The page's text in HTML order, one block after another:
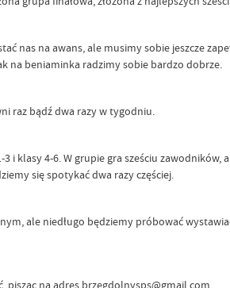
nas na awans, ale musimy sobie jeszcze
na beniaminka radzimy sobie bardzo dobrze.
raz bądź dwa razy w tygodniu.
4-6. W grupie gra sześciu zawodników,
się spotykać dwa razy częściej.
ale niedługo będziemy próbować
pisząc na adres brzegdolnysps@gmail.com